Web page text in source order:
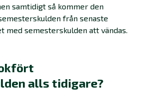
samtidigt så kommer den
från senaste
med semesterskulden att vändas.
alls tidigare?